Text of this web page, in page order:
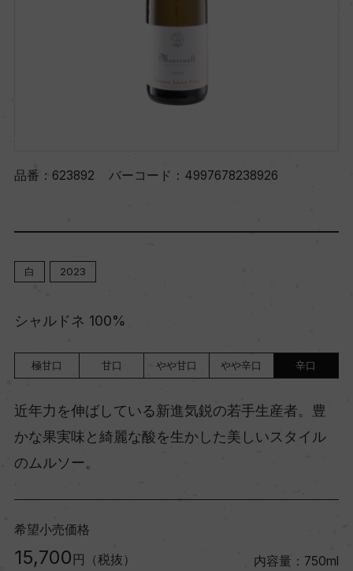
品番： 623892 バーコード： 4997678238926
白 2023
シャルドネ 100%
極甘口 甘口 やや甘口 やや辛口 辛口
近年力を伸ばしている新進気鋭の若手生産者。豊
かな果実味と綺麗な酸を生かした美しいスタイル
のムルソー。
希望小売価格
15,700 円（税抜） 内容量：750ml